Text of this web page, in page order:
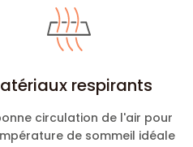
respirants
circulation de l'air pour
de sommeil idéale